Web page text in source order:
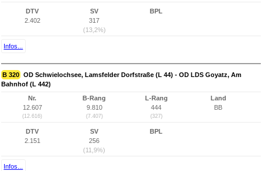
DTV
2.402
SV
317
(13,2%)
BPL
Infos...
B 320 OD Schwielochsee, Lamsfelder Dorfstraße (L 44) - OD LDS Goyatz, Am
Bahnhof (L 442)
Nr.
12.607
(12.616)
B-Rang
9.810
(7.407)
L-Rang
444
(327)
Land
BB
DTV
2.151
SV
256
(11,9%)
BPL
Infos...